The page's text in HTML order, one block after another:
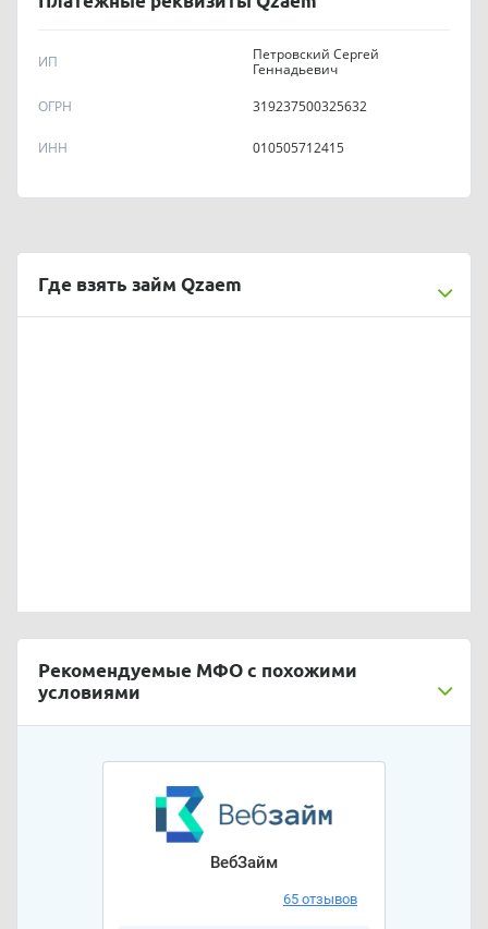
ИП
Петровский Сергей
Геннадьевич
OГPH
319237500325632
ИНН 010505712415
Где взять займ Qzaem
Рекомендуемые МФО с похожими
условиями
ВебЗайм
65 отзывов